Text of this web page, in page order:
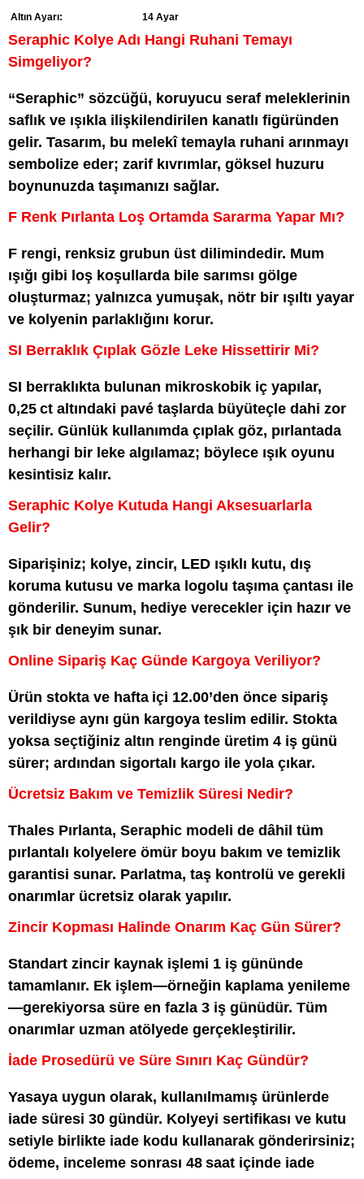
Altın Ayarı: 14 Ayar
Seraphic Kolye Adı Hangi Ruhani Temayı
Simgeliyor?
“Seraphic” sözcüğü, koruyucu seraf meleklerinin
saflık ve ışıkla ilişkilendirilen kanatlı figüründen
gelir. Tasarım, bu melekî temayla ruhani arınmayı
sembolize eder; zarif kıvrımlar, göksel huzuru
boynunuzda taşımanızı sağlar.
F Renk Pırlanta Loş Ortamda Sararma Yapar Mı?
F rengi, renksiz grubun üst dilimindedir. Mum
ışığı gibi loş koşullarda bile sarımsı gölge
oluşturmaz; yalnızca yumuşak, nötr bir ışıltı yayar
ve kolyenin parlaklığını korur.
SI Berraklık Çıplak Gözle Leke Hissettirir Mi?
SI berraklıkta bulunan mikroskobik iç yapılar,
0,25 ct altındaki pavé taşlarda büyüteçle dahi zor
seçilir. Günlük kullanımda çıplak göz, pırlantada
herhangi bir leke algılamaz; böylece ışık oyunu
kesintisiz kalır.
Seraphic Kolye Kutuda Hangi Aksesuarlarla
Gelir?
Siparişiniz; kolye, zincir, LED ışıklı kutu, dış
koruma kutusu ve marka logolu taşıma çantası ile
gönderilir. Sunum, hediye verecekler için hazır ve
şık bir deneyim sunar.
Online Sipariş Kaç Günde Kargoya Veriliyor?
Ürün stokta ve hafta içi 12.00’den önce sipariş
verildiyse aynı gün kargoya teslim edilir. Stokta
yoksa seçtiğiniz altın renginde üretim 4 iş günü
sürer; ardından sigortalı kargo ile yola çıkar.
Ücretsiz Bakım ve Temizlik Süresi Nedir?
Thales Pırlanta, Seraphic modeli de dâhil tüm
pırlantalı kolyelere ömür boyu bakım ve temizlik
garantisi sunar. Parlatma, taş kontrolü ve gerekli
onarımlar ücretsiz olarak yapılır.
Zincir Kopması Halinde Onarım Kaç Gün Sürer?
Standart zincir kaynak işlemi 1 iş gününde
tamamlanır. Ek işlem—örneğin kaplama yenileme
—gerekiyorsa süre en fazla 3 iş günüdür. Tüm
onarımlar uzman atölyede gerçekleştirilir.
İade Prosedürü ve Süre Sınırı Kaç Gündür?
Yasaya uygun olarak, kullanılmamış ürünlerde
iade süresi 30 gündür. Kolyeyi sertifikası ve kutu
setiyle birlikte iade kodu kullanarak gönderirsiniz;
ödeme, inceleme sonrası 48 saat içinde iade